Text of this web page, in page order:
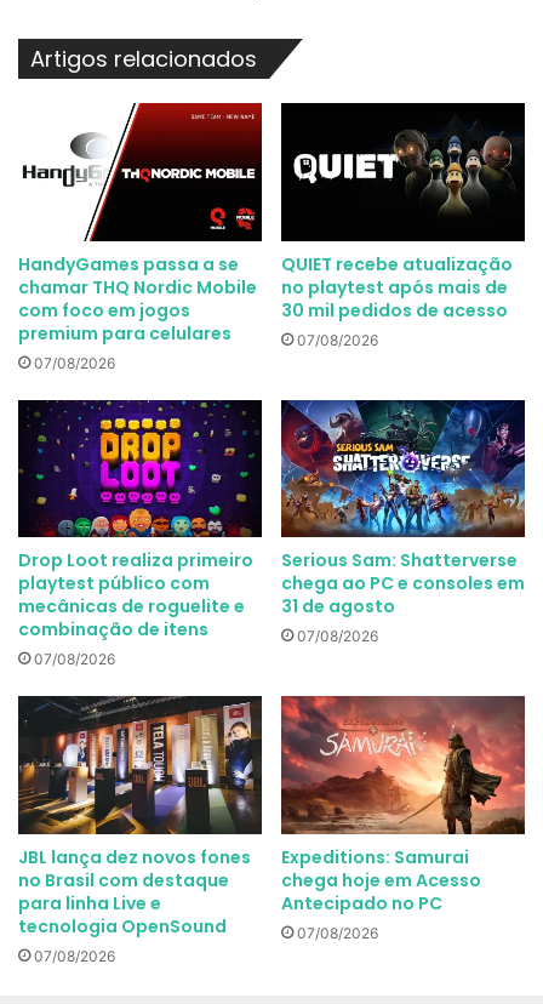
Artigos relacionados
HandyGames passa a se
chamar THQ Nordic Mobile
com foco em jogos
premium para celulares
07/08/2026
QUIET recebe atualização
no playtest após mais de
30 mil pedidos de acesso
07/08/2026
Drop Loot realiza primeiro
playtest público com
mecânicas de roguelite e
combinação de itens
07/08/2026
Serious Sam: Shatterverse
chega ao PC e consoles em
31 de agosto
07/08/2026
JBL lança dez novos fones
no Brasil com destaque
para linha Live e
tecnologia OpenSound
07/08/2026
Expeditions: Samurai
chega hoje em Acesso
Antecipado no PC
07/08/2026